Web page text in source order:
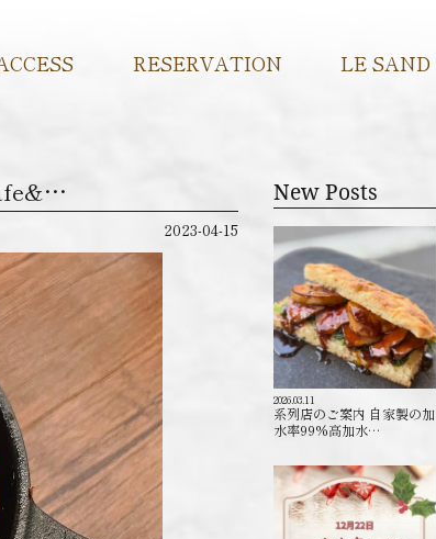
RESERVATION LE SAND
2023-04-15
New Posts
2026.03.11
系列店のご案内 自家製の加
水率99%高加水…